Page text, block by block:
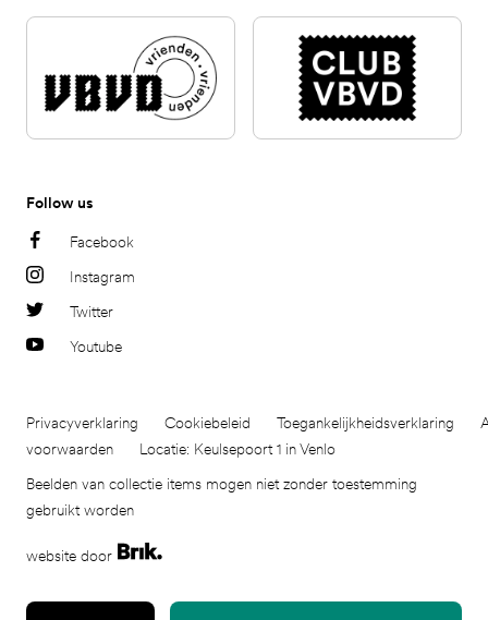
Follow us
Facebook
Instagram
Twitter
Youtube
Privacyverklaring Cookiebeleid Toegankelijkheidsverklaring
voorwaarden
Locatie: Keulsepoort 1 in Venlo
Beelden van collectie items mogen niet zonder toestemming
gebruikt worden
website door